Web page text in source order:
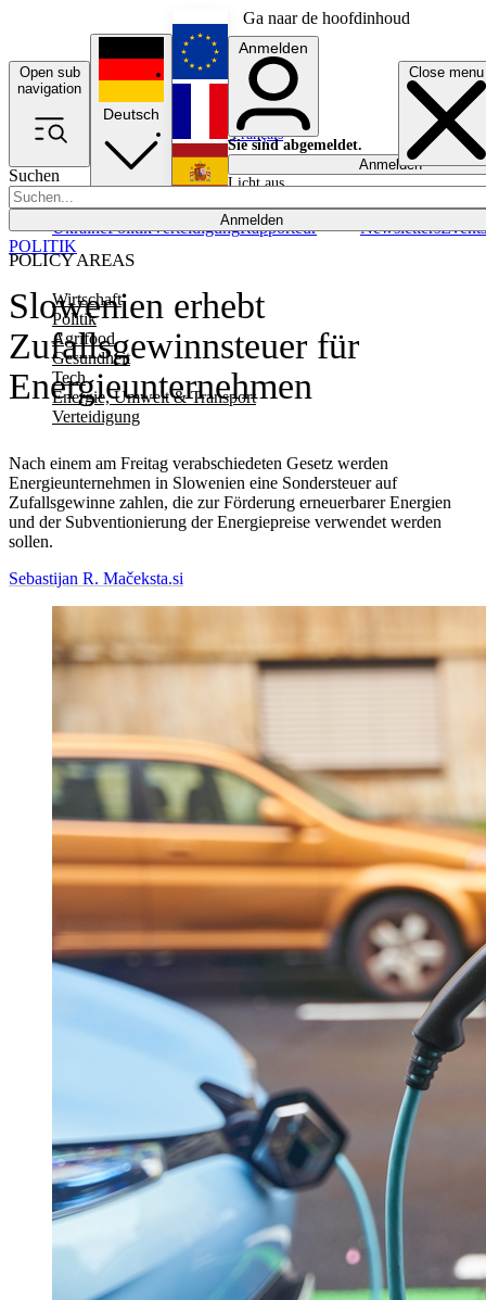
Ga naar de hoofdinhoud
Open sub
navigation
Close menu
Suchen
Anmelden
POLICY AREAS
Wirtschaft
Politik
Agrifood
Gesundheit
Tech
Energie, Umwelt & Transport
Verteidigung
UkrainePolitikVerteidigungRapporteur NewslettersEvents
Deutsch
English
Français
Anmelden
Sie sind abgemeldet.
Anmelden
Licht aus
Slowenien erhebt
Zufallsgewinnsteuer für
Energieunternehmen
Nach einem am Freitag verabschiedeten Gesetz werden
Energieunternehmen in Slowenien eine Sondersteuer auf
Zufallsgewinne zahlen, die zur Förderung erneuerbarer Energien
und der Subventionierung der Energiepreise verwendet werden
sollen.
POLITIK
Sebastijan R. Mačeksta.si